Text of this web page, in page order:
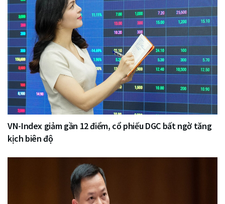
VN-Index giảm gần 12 điểm, cổ phiếu DGC bất ngờ tăng
kịch biên độ